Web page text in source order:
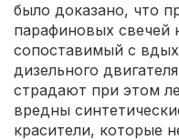
было доказано, что
парафиновых свечей
сопоставимый с
дизельного
страдают при этом
вредны
красители, которые